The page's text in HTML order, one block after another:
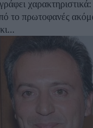
το πρωτοφανές